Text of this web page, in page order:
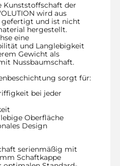
Kunststoffschaft der
wird aus
gefertigt und ist nicht
hergestellt.
eine
und Langlebigkeit
Gewicht als
Nussbaumschaft.
sorgt für:
bei jeder
Oberfläche
Design
serienmäßig mit
Schaftkappe